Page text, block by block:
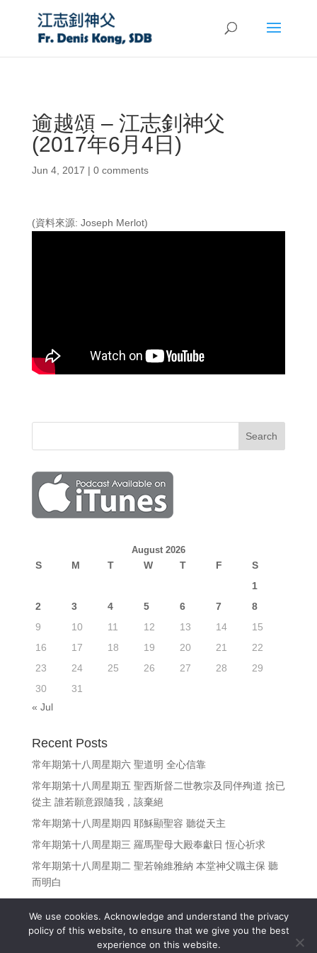
逾越頌 – 江志釗神父
(2017年6月4日)
Jun 4, 2017 | 0 comments
(資料來源: Joseph Merlot)
August 2026
S M T W T F
S
1
2
3 4 5 6 7
8
9
10 11 12 13 14
15
16
17 18 19 20 21
22
23
24 25 26 27 28
29
30
31
« Jul
Recent Posts
常年期第十八周星期六 聖道明 全心信靠
常年期第十八周星期五 聖西斯督二世教宗及同伴殉道 捨已
從主 誰若願意跟隨我，該棄絕
常年期第十八周星期四 耶穌顯聖容 聽從天主
常年期第十八周星期三 羅馬聖母大殿奉獻日 恆心祈求
常年期第十八周星期二 聖若翰維雅納 本堂神父職主保 聽
而明白
Copyright © 江志釗神父 Fr. Denis Kong, SDB All Rights
We use cookies. Acknowledge and understand the privacy
policy of this website, to ensure that we give you the best
experience on this website.